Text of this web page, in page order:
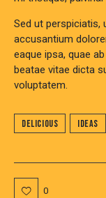
Sed ut perspiciatis,
accusantium
eaque ipsa, quae
beatae vitae dicta
voluptatem.
Delicious Ideas
0